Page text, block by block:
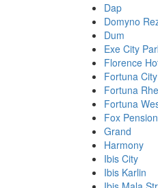
Dap
Domyno
Dum
Exe City
Florence
Fortuna
Fortuna
Fortuna
Fox Pension
Grand
Harmony
Ibis City
Ibis Karlin